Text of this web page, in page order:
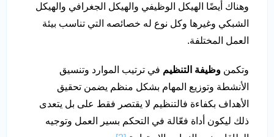
وهناك أيضًا الهيكل الوظيفي والهيكل الجغرافي والهيكل
الشبكي وغيرها وكل نوع له خصائصه التي تناسب بيئة
العمل المختلفة.
وتكمن وظيفة التنظيم في ترتيب الموارد وتنسيق
الأنشطة وتوزيع المهام بشكل منظم يضمن تحقيق
الأهداف بكفاءة فالتنظيم لا يقتصر فقط على بل يتعدى
ذلك ليكون أداة فعّالة في التحكم بسير العمل وتوجيه